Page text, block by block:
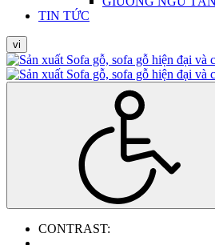
TIN TỨC
vi
CONTRAST: